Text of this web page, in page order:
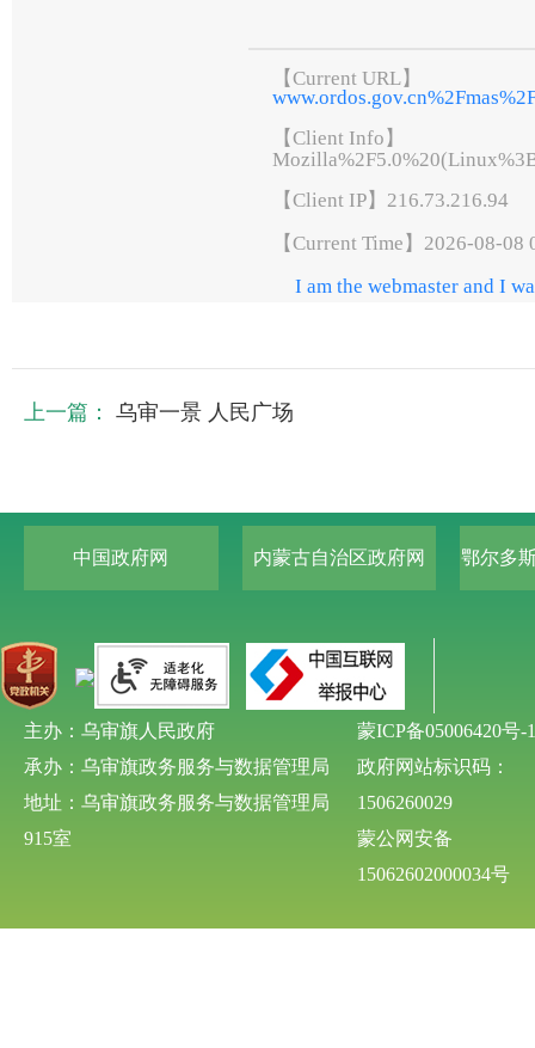
上一篇： 乌审一景 人民广场
中国政府网 内蒙古自治区政府网 鄂尔多
主办：乌审旗人民政府
承办：乌审旗政务服务与数据管理局
地址：乌审旗政务服务与数据管理局
915室
蒙ICP备05006420号-1
政府网站标识码：
1506260029
蒙公网安备
15062602000034号